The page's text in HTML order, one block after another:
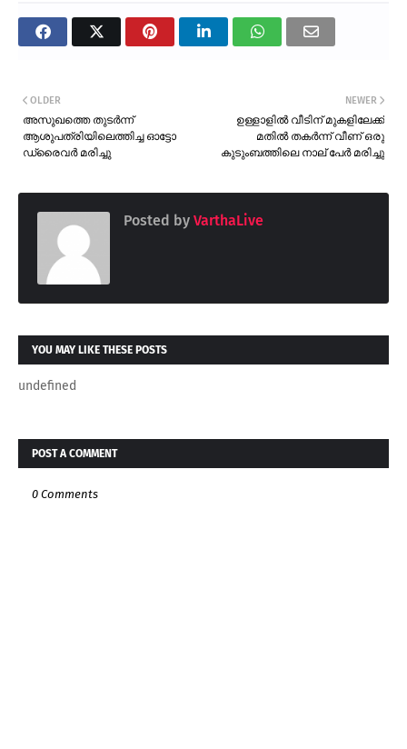
NEWER
ഉള്ളാളിൽ വീടിന് മുകളിലേക്ക്
മതിൽ തകർന്ന് വീണ് ഒരു
കുടുംബത്തിലെ നാല് പേർ മരിച്ചു
OLDER
അസുഖത്തെ തുടർന്ന്
ആശുപത്രിയിലെത്തിച്ച ഓട്ടോ
ഡ്രൈവർ മരിച്ചു
Posted by VarthaLive
YOU MAY LIKE THESE POSTS
undefined
POST A COMMENT
0 Comments